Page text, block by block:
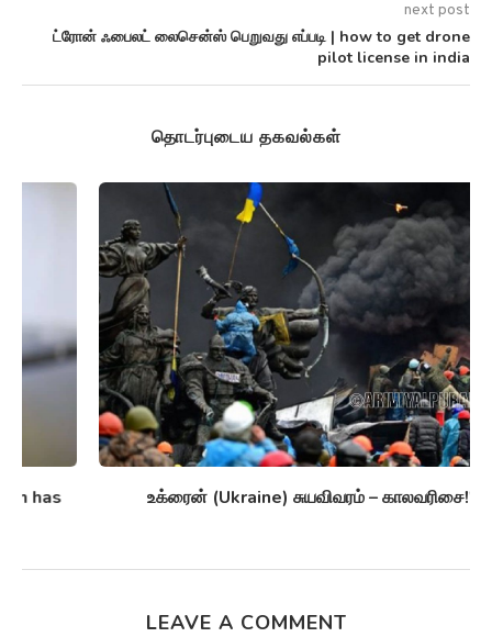
next post
ட்ரோன் ஃபைலட் லைசென்ஸ் பெறுவது எப்படி | how to get drone
pilot license in india
தொடர்புடைய தகவல்கள்
உக்ரைன் (Ukraine) சுயவிவரம் – காலவரிசை!!!